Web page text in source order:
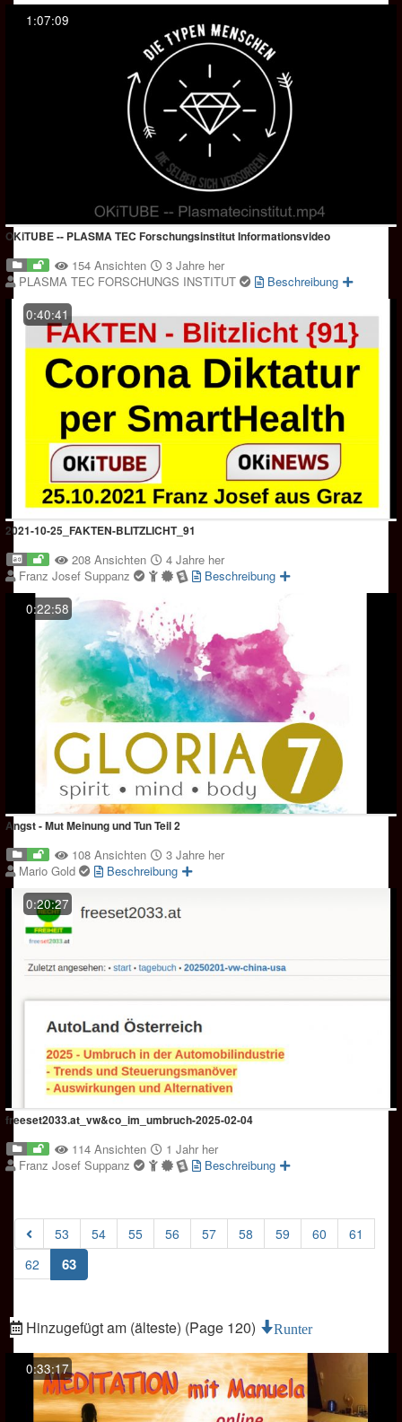
1:07:09
OKiTUBE -- PLASMA TEC Forschungsinstitut Informationsvideo
154 Ansichten
3 Jahre her
PLASMA TEC FORSCHUNGS INSTITUT
Beschreibung
0:40:41
2021-10-25_FAKTEN-BLITZLICHT_91
208 Ansichten
4 Jahre her
Franz Josef Suppanz
Beschreibung
0:22:58
Angst - Mut Meinung und Tun Teil 2
108 Ansichten
3 Jahre her
Mario Gold
Beschreibung
0:20:27
freeset2033.at_vw&co_im_umbruch-2025-02-04
114 Ansichten
1 Jahr her
Franz Josef Suppanz
Beschreibung
53 54 55 56 57 58 59 60
61
62
63(current)
Hinzugefügt am (älteste) (Page 120) Runter
0:33:17